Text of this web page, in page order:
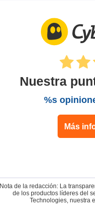
Nuestra
%s
Más
Nota de la redacción: La
de los productos líderes del
Technologies, nuestra